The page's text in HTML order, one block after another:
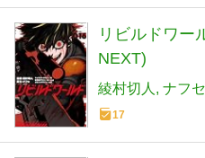
リビルドワー
NEXT)
綾村切人 ナフセ
17